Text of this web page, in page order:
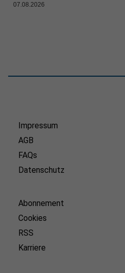
07.08.2026
Impressum
AGB
FAQs
Datenschutz
Abonnement
Cookies
RSS
Karriere